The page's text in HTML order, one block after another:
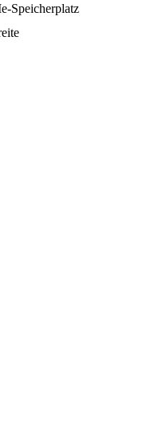
Speicherplatz